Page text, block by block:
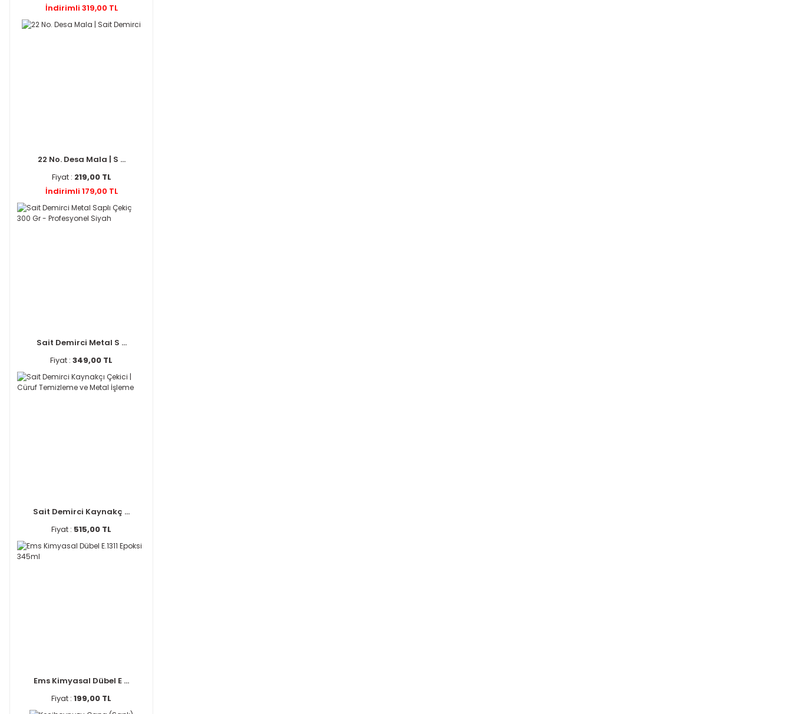
İndirimli 319,00 TL
22 No. Desa Mala | S ...
Fiyat : 219,00 TL
İndirimli 179,00 TL
Sait Demirci Metal S ...
Fiyat : 349,00 TL
Sait Demirci Kaynakç ...
Fiyat : 515,00 TL
Ems Kimyasal Dübel E ...
Fiyat : 199,00 TL